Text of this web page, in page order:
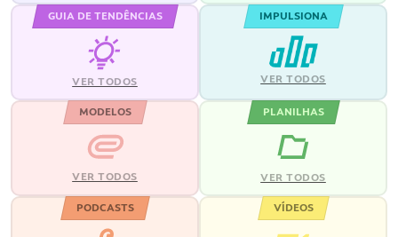
GUIA DE TENDÊNCIAS
VER TODOS
IMPULSIONA
VER TODOS
MODELOS
VER TODOS
PLANILHAS
VER TODOS
PODCASTS VÍDEOS